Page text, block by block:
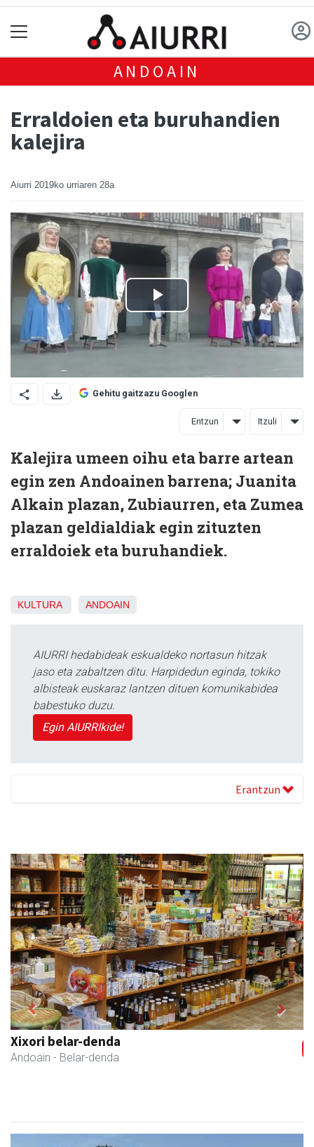
ANDOAIN
Erraldoien eta buruhandien
kalejira
Aiurri 2019ko urriaren 28a
Gehitu gaitzazu Googlen
Entzun Itzuli
Kalejira umeen oihu eta barre artean
egin zen Andoainen barrena; Juanita
Alkain plazan, Zubiaurren, eta Zumea
plazan geldialdiak egin zituzten
erraldoiek eta buruhandiek.
KULTURA ANDOAIN
AIURRI hedabideak eskualdeko nortasun hitzak
jaso eta zabaltzen ditu. Harpidedun eginda, tokiko
albisteak euskaraz lantzen dituen komunikabidea
babestuko duzu.
Egin AIURRIkide!
Erantzun
Kulunka aeroyoga zentroa
Andoain - Aeroyoga
Previous Next